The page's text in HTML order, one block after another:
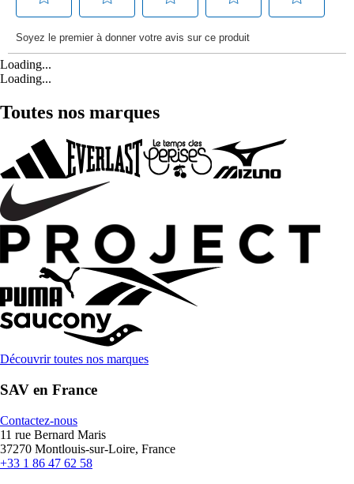
Loading...
Loading...
Toutes nos marques
Découvrir toutes nos marques
SAV en France
Contactez-nous
11 rue Bernard Maris
37270 Montlouis-sur-Loire, France
+33 1 86 47 62 58